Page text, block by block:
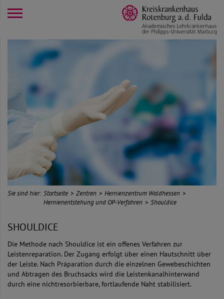
Sie sind hier: Startseite Zentren
Hernienzentrum Waldhessen
Hernienentstehung und OP-Verfahren
Shouldice
SHOULDICE
Die Methode nach Shouldice ist ein offenes Verfahren zur
Leistenreparation. Der Zugang erfolgt über einen Hautschnitt über
der Leiste. Nach Präparation durch die einzelnen Gewebeschichten
und Abtragen des Bruchsacks wird die Leistenkanalhinterwand
durch eine nichtresorbierbare, fortlaufende Naht stabilisiert.